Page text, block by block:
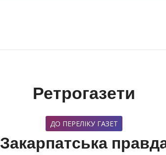
Ретрогазети
ДО ПЕРЕЛІКУ ГАЗЕТ
Закарпатська